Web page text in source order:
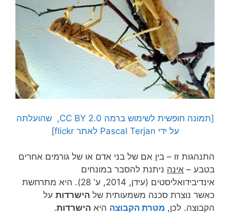
[תמונה חופשית לשימוש ברמה CC BY 2.0, שהועלתה
על ידי Pascal Terjan לאתר flickr]
התנהגות זו – בין אם של בני אדם או של גורמים אחרים
בטבע – אינה ניתנת להסבר במונחים
אינדיבידואליסטים (עידן, 2014, ע' 28). היא מתרחשת
כאשר נוצרת סכנה משמעותית של הישרדות על
הקבוצה. לכן, מטרת הקבוצה היא הישרדות.